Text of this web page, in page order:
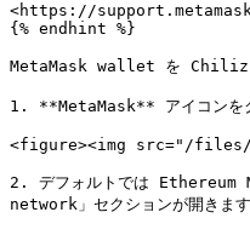
<https://
{% endhint %}
MetaMask wallet を Chiliz
1. **MetaMask** アイコンをク
<figure><img src="/files/
2. デフォルトでは Ethereum
network」セクションが開きます